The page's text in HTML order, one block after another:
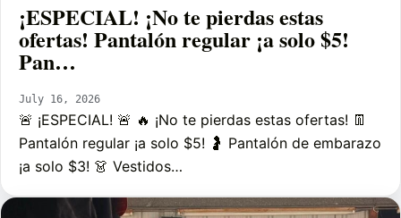
¡ESPECIAL! ¡No te pierdas estas
ofertas! Pantalón regular ¡a solo $5!
Pan…
July 16, 2026
🚨 ¡ESPECIAL! 🚨 🔥 ¡No te pierdas estas ofertas! 👖
Pantalón regular ¡a solo $5! 🤰 Pantalón de embarazo
¡a solo $3! 👗 Vestidos…